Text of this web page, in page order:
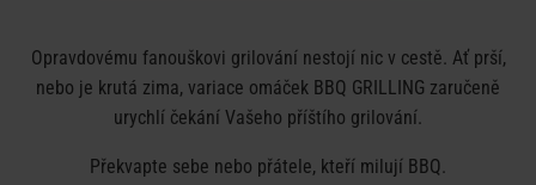
Opravdovému fanouškovi grilování nestojí nic v cestě. Ať prší,
nebo je krutá zima, variace omáček BBQ GRILLING zaručeně
urychlí čekání Vašeho příštího grilování.
Překvapte sebe nebo přátele, kteří milují BBQ.